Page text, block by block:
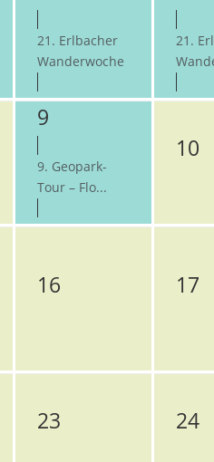
21. Erlbacher
Wanderwoche
21.
9
9. Geopark-
Tour – Flo...
10
16 17
23 24